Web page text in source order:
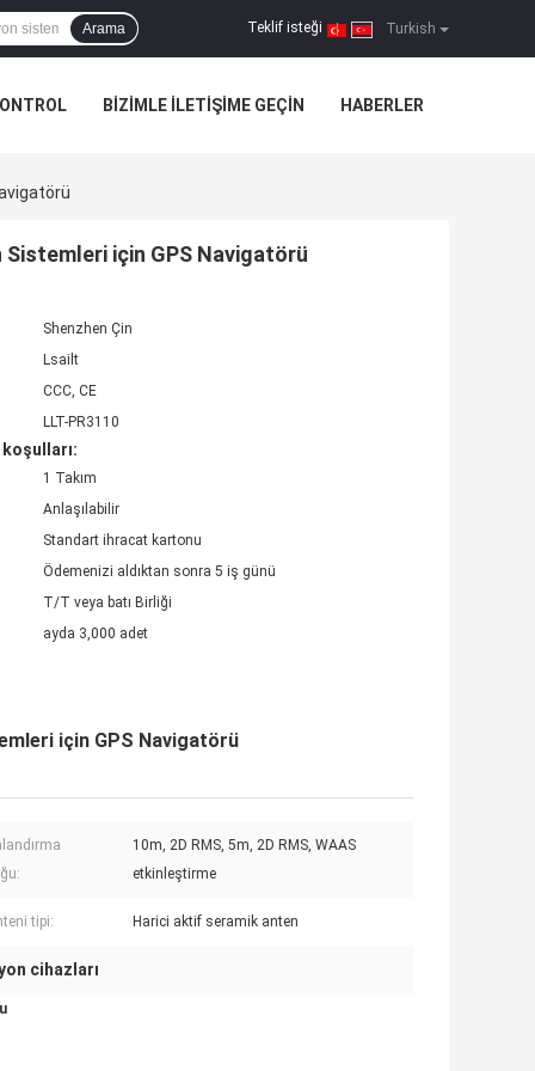
Turkish
Teklif isteği |
Arama
BIZIMLE ILETIŞIME GEÇIN HABERLER
Sistemleri için GPS Navigatörü
Shenzhen Çin
Lsailt
CCC, CE
LLT-PR3110
1 Takım
Anlaşılabilir
Standart ihracat kartonu
Ödemenizi aldıktan sonra 5 iş günü
T/T veya batı Birliği
ayda 3,000 adet
için GPS Navigatörü
10m, 2D RMS, 5m, 2D RMS, WAAS
etkinleştirme
tipi: Harici aktif seramik anten
cihazları